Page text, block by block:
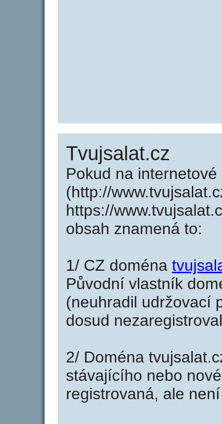
Tvujsalat.cz
Pokud na
(http://
https://
obsah znamená to:
1/ CZ doména
Původní vlastník
(neuhradil udržovací
dosud
2/ Doména
stávajícího nebo
registrovaná, ale